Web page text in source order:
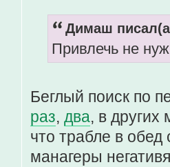
Димаш
Привлечь не
Беглый поиск по
раз, два, в других
что трабле в обед
манагеры